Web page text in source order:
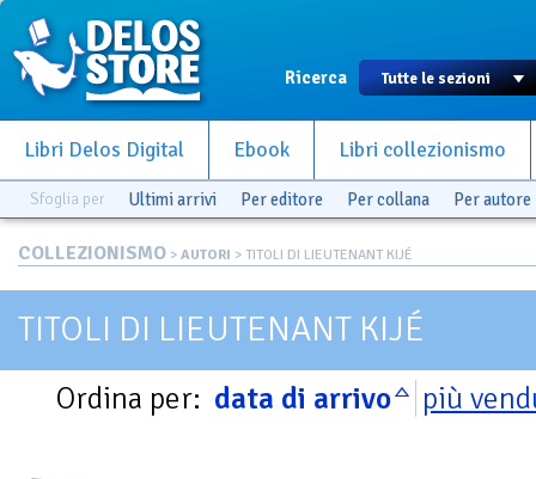
Ricerca
Libri Delos Digital Ebook Libri collezionismo
Sfoglia per Ultimi arrivi Per editore Per collana Per autore
COLLEZIONISMO > AUTORI > TITOLI DI LIEUTENANT KIJÉ
TITOLI DI LIEUTENANT KIJÉ
Ordina per: data di arrivo più